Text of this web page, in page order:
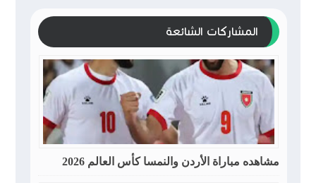
المشاركات الشائعة
مشاهده مباراة الأردن والنمسا كأس العالم 2026